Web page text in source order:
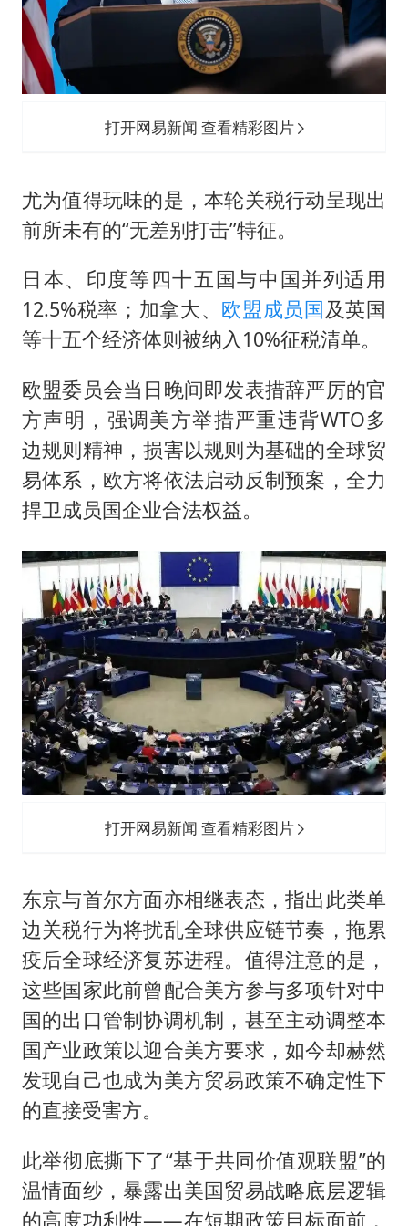
打开网易新闻 查看精彩图片
尤为值得玩味的是，本轮关税行动呈现出
前所未有的“无差别打击”特征。
日本、印度等四十五国与中国并列适用
12.5%税率；加拿大、 欧盟成员国及英国
等十五个经济体则被纳入10%征税清单。
欧盟委员会当日晚间即发表措辞严厉的官
方声明，强调美方举措严重违背WTO多
边规则精神，损害以规则为基础的全球贸
易体系，欧方将依法启动反制预案，全力
捍卫成员国企业合法权益。
打开网易新闻 查看精彩图片
东京与首尔方面亦相继表态，指出此类单
边关税行为将扰乱全球供应链节奏，拖累
疫后全球经济复苏进程。值得注意的是，
这些国家此前曾配合美方参与多项针对中
国的出口管制协调机制，甚至主动调整本
国产业政策以迎合美方要求，如今却赫然
发现自己也成为美方贸易政策不确定性下
的直接受害方。
此举彻底撕下了“基于共同价值观联盟”的
温情面纱，暴露出美国贸易战略底层逻辑
的高度功利性——在短期政策目标面前，